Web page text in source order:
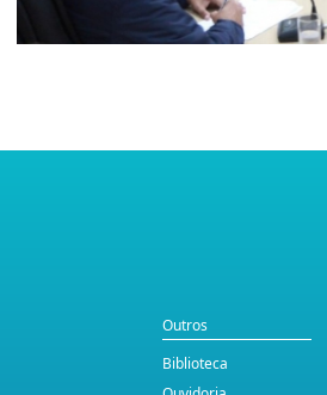
Outros
Biblioteca